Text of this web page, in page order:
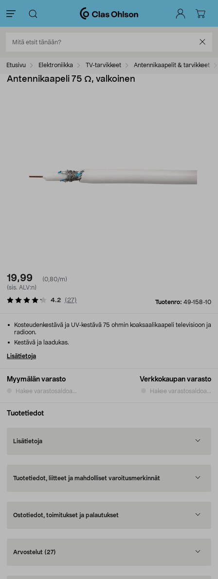
Etusivu Elektroniikka TV-tarvikkeet Antennikaapelit & tarvikkeet
Antennikaapeli 75 Ω, valkoinen
19,99
(0,80/m)
(sis. ALV:n)
Tuotenro: 49-158-10
4.2 ( 27)
Myymälän varasto
Hakee varastosaldoa...
Verkkokaupan varasto
Hakee varastosaldoa...
Kosteudenkestävä ja UV-kestävä 75 ohmin koaksaalikaapeli televisioon ja
radioon.
Kestävä ja laadukas.
Lisätietoja
Tuotetiedot
Lisätietoja
Tuotetiedot, liitteet ja mahdolliset varoitusmerkinnät
Ostotiedot, toimitukset ja palautukset
Arvostelut (27)